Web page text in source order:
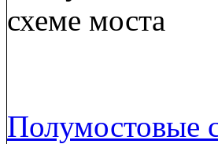
схеме моста
Полумостовые